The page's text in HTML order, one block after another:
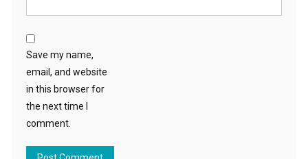
Save my name,
email, and website
in this browser for
the next time I
comment.